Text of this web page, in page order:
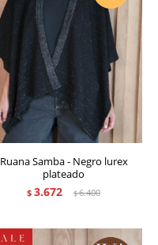
Ruana Samba - Negro lurex
plateado
$ 3.672 $6.400